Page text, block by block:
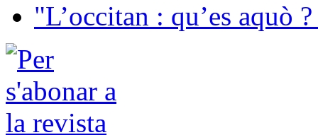
"L’occitan : qu’es aquò